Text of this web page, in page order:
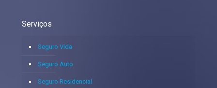
Serviços
Seguro Vida
Seguro Auto
Seguro Residencial